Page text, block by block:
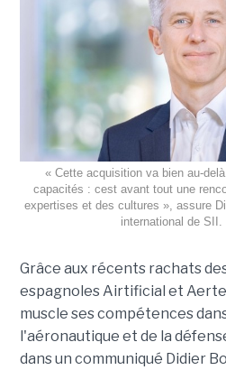
« Cette acquisition va bien au-delà
capacités : cest avant tout une
expertises et des cultures », assure
international de
Grâce aux récents rachats
espagnoles Airtificial et
muscle ses compétences
l'aéronautique et de la
dans un communiqué Didier